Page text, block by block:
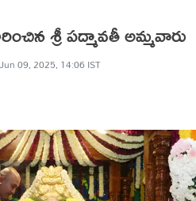
శ్రీ పద్మావతీ అమ్మవారు
Jun 09, 2025, 14:06 IST